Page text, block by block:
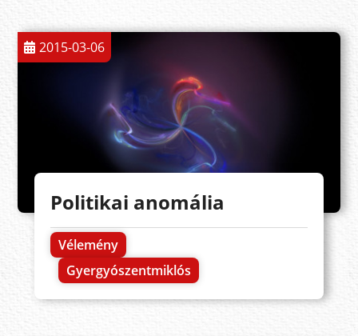
2015-03-06
Politikai anomália
Vélemény
Gyergyószentmiklós